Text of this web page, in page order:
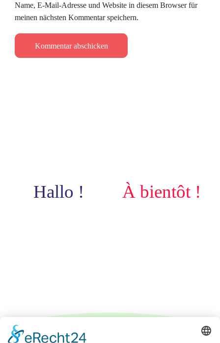
Name, E-Mail-Adresse und Website in diesem Browser für
meinen nächsten Kommentar speichern.
Hallo ! À bientôt !